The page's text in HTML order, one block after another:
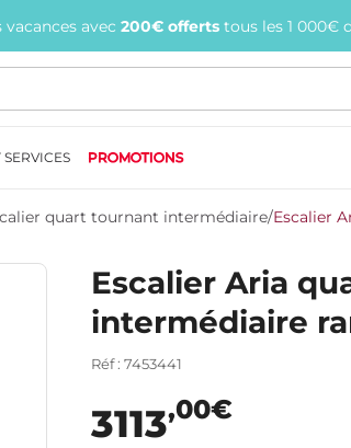
avec 200€ offerts tous les 1 000€
SERVICES PROMOTIONS
quart tournant intermédiaire/Escalier
Escalier Aria
intermédiaire
Réf : 7453441
3113,00€